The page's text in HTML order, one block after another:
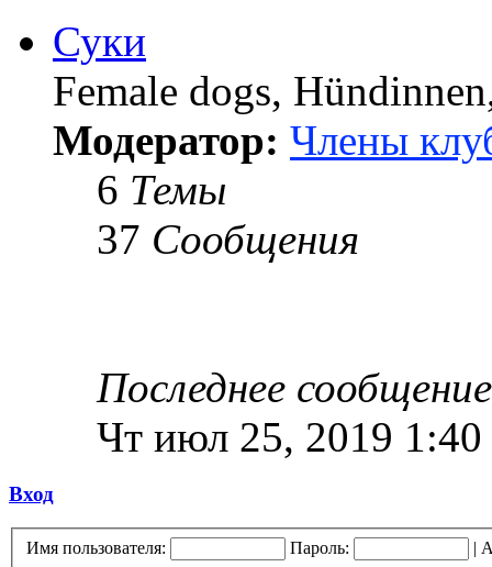
Суки
Female dogs,
Модератор: Члены
6 Темы
37 Сообщения
Последнее сообщение
Чт июл 25, 2019 1:40
Вход
Имя пользователя: Пароль: |